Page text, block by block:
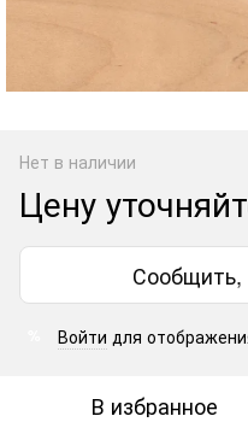
Нет в наличии
Цену
Сообщить,
Войти для
В избранное